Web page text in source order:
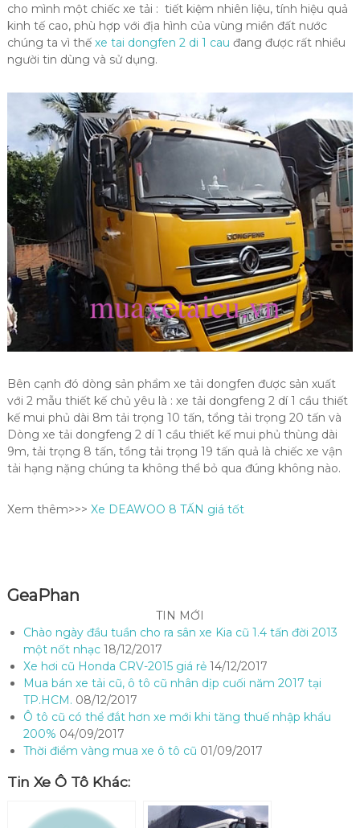
cho mình một chiếc xe tải : tiết kiệm nhiên liệu, tính hiệu quả
kinh tế cao, phù hợp với địa hình của vùng miền đất nước
chúng ta vì thế xe tai dongfen 2 di 1 cau đang được rất nhiều
người tin dùng và sử dụng.
Bên cạnh đó dòng sản phẩm xe tải dongfen được sản xuất
với 2 mẫu thiết kế chủ yêu là : xe tải dongfeng 2 dí 1 cầu thiết
kế mui phủ dài 8m tải trọng 10 tấn, tổng tải trọng 20 tấn và
Dòng xe tải dongfeng 2 dí 1 cầu thiết kế mui phủ thùng dài
9m, tải trọng 8 tấn, tổng tải trọng 19 tấn quả là chiếc xe vận
tải hạng nặng chúng ta không thể bỏ qua đúng không nào.
Xem thêm>>> Xe DEAWOO 8 TẤN giá tốt
GeaPhan
TIN MỚI
Chào ngày đầu tuần cho ra sân xe Kia cũ 1.4 tấn đời 2013
một nốt nhạc18/12/2017
Xe hơi cũ Honda CRV-2015 giá rẻ14/12/2017
Mua bán xe tải cũ, ô tô cũ nhân dịp cuối năm 2017 tại
TP.HCM. 08/12/2017
Ô tô cũ có thể đắt hơn xe mới khi tăng thuế nhập khẩu
200% 04/09/2017
Thời điểm vàng mua xe ô tô cũ 01/09/2017
Tin Xe Ô Tô Khác: